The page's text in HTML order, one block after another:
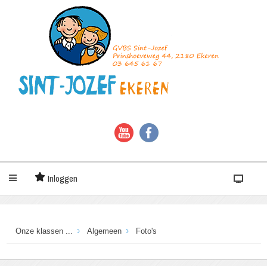
Inloggen
Onze klassen ... Algemeen Foto's